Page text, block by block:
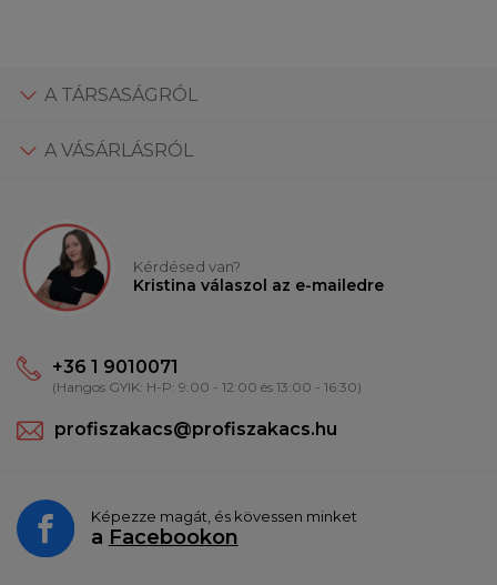
A TÁRSASÁGRÓL
A VÁSÁRLÁSRÓL
Kérdésed van?
Kristina válaszol az e-mailedre
+36 1 9010071
(Hangos GYIK: H-P: 9:00 - 12:00 és 13:00 - 16:30)
profiszakacs@profiszakacs.hu
Képezze magát, és kövessen minket
a Facebookon